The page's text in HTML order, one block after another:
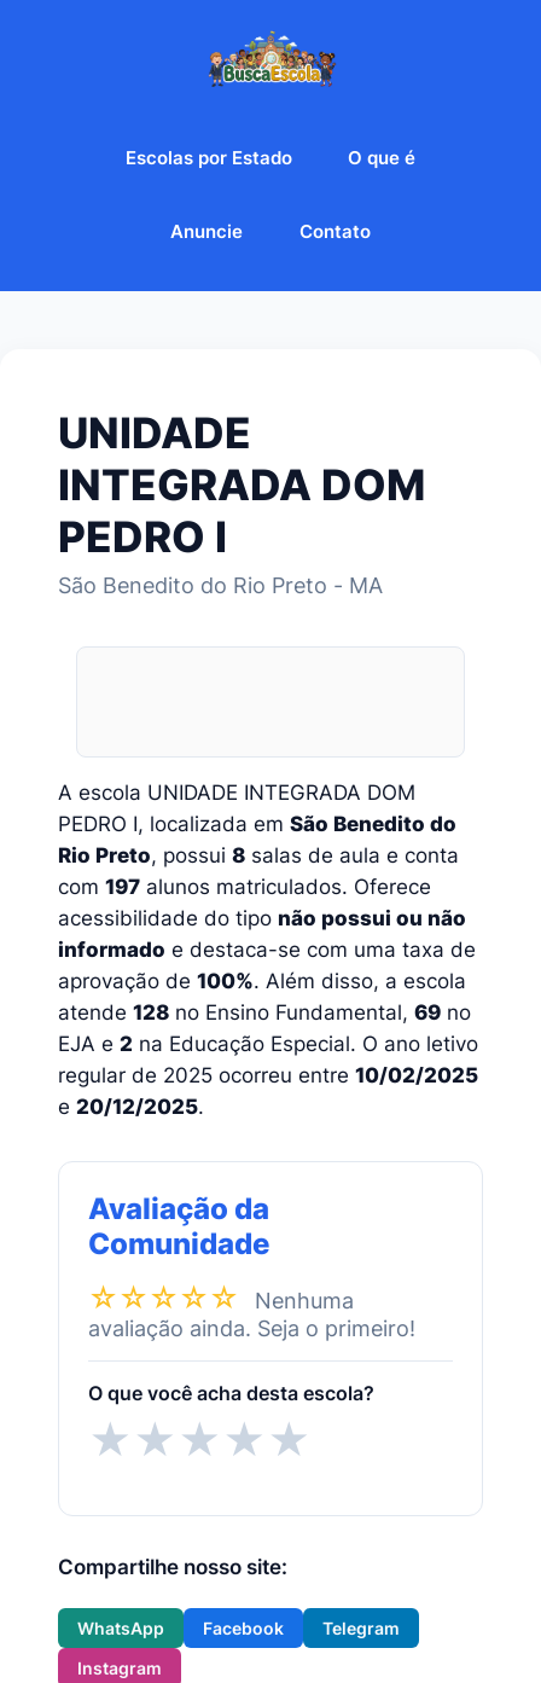
Escolas por Estado O que é
Anuncie Contato
UNIDADE
INTEGRADA DOM
PEDRO I
São Benedito do Rio Preto - MA
A escola UNIDADE INTEGRADA DOM
PEDRO I, localizada em São Benedito do
Rio Preto, possui 8 salas de aula e conta
com 197 alunos matriculados. Oferece
acessibilidade do tipo não possui ou não
informado e destaca-se com uma taxa de
aprovação de 100%. Além disso, a escola
atende 128 no Ensino Fundamental, 69 no
EJA e 2 na Educação Especial. O ano letivo
regular de 2025 ocorreu entre 10/02/2025
e 20/12/2025.
Avaliação da
Comunidade
☆☆☆☆☆
Nenhuma
avaliação ainda. Seja o primeiro!
O que você acha desta escola?
★★★★★
Compartilhe nosso site:
WhatsApp Facebook
Telegram
Instagram